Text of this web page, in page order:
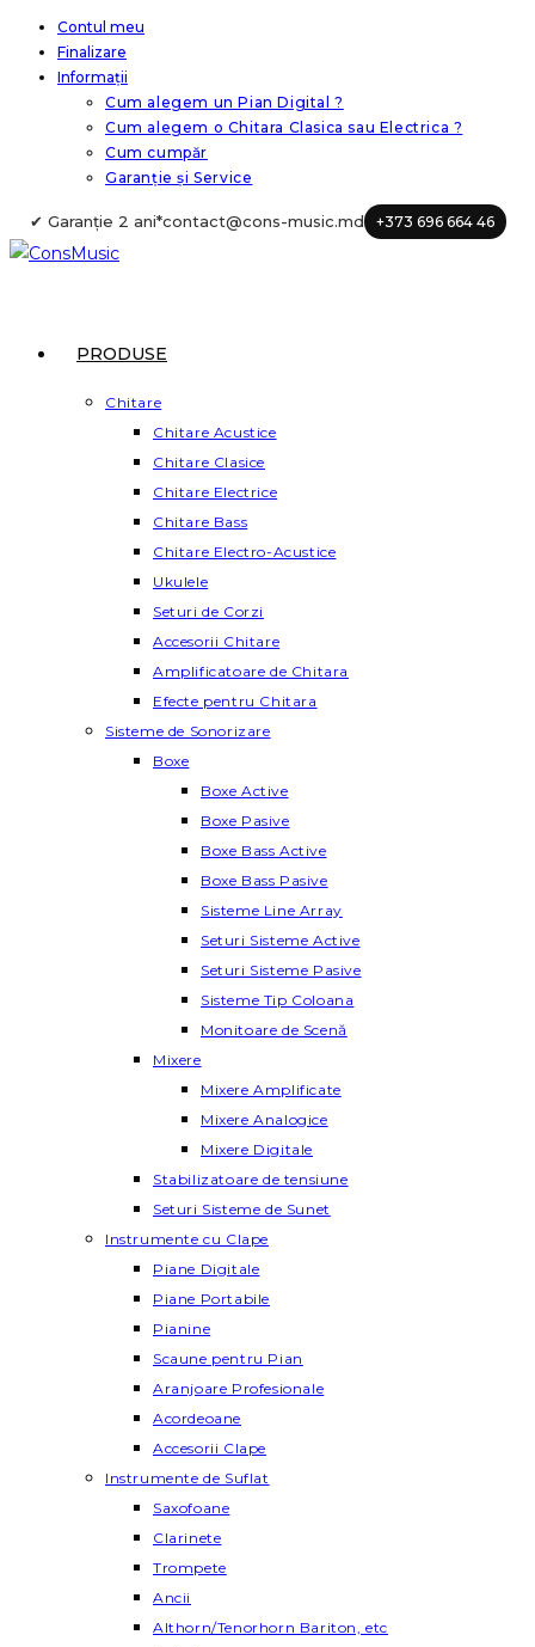
Skip
content
Contul meu
Finalizare
Informații
Cum alegem un Pian Digital ?
Cum alegem o Chitara Clasica sau Electrica ?
Cum cumpăr
Garanție și Service
✔ Garanție 2 ani*contact@cons-music.md +373 696 664 46
PRODUSE
Chitare
Chitare Acustice
Chitare Clasice
Chitare Electrice
Chitare Bass
Chitare Electro-Acustice
Ukulele
Seturi de Corzi
Accesorii Chitare
Amplificatoare de Chitara
Efecte pentru Chitara
Sisteme de Sonorizare
Boxe
Boxe Active
Boxe Pasive
Boxe Bass Active
Boxe Bass Pasive
Sisteme Line Array
Seturi Sisteme Active
Seturi Sisteme Pasive
Sisteme Tip Coloana
Monitoare de Scenă
Mixere
Mixere Amplificate
Mixere Analogice
Mixere Digitale
Stabilizatoare de tensiune
Seturi Sisteme de Sunet
Instrumente cu Clape
Piane Digitale
Piane Portabile
Pianine
Scaune pentru Pian
Aranjoare Profesionale
Acordeoane
Accesorii Clape
Instrumente de Suflat
Saxofoane
Clarinete
Trompete
Ancii
Althorn/Tenorhorn Bariton, etc